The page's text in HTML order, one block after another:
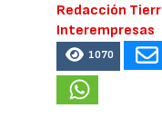
Redacción
Interempresas
1070